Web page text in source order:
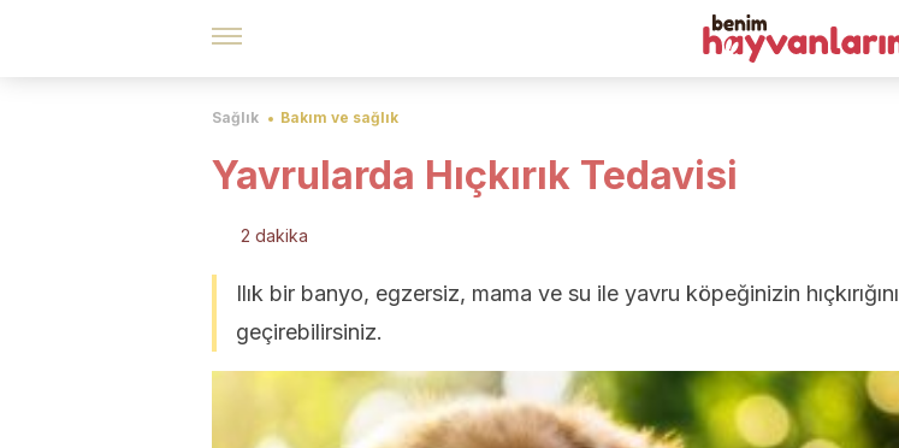
Sağlık Bakım ve sağlık
Yavrularda Hıçkırık Tedavisi
2 dakika
Ilık bir banyo, egzersiz, mama ve su ile yavru köpeğinizin hıçkırığını
geçirebilirsiniz.